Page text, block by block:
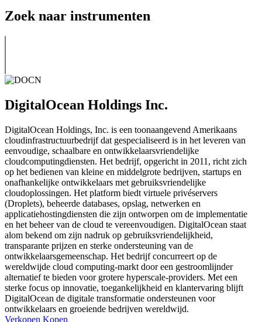
Zoek naar instrumenten
DigitalOcean Holdings Inc.
DigitalOcean Holdings, Inc. is een toonaangevend Amerikaans
cloudinfrastructuurbedrijf dat gespecialiseerd is in het leveren van
eenvoudige, schaalbare en ontwikkelaarsvriendelijke
cloudcomputingdiensten. Het bedrijf, opgericht in 2011, richt zich
op het bedienen van kleine en middelgrote bedrijven, startups en
onafhankelijke ontwikkelaars met gebruiksvriendelijke
cloudoplossingen. Het platform biedt virtuele privéservers
(Droplets), beheerde databases, opslag, netwerken en
applicatiehostingdiensten die zijn ontworpen om de implementatie
en het beheer van de cloud te vereenvoudigen. DigitalOcean staat
alom bekend om zijn nadruk op gebruiksvriendelijkheid,
transparante prijzen en sterke ondersteuning van de
ontwikkelaarsgemeenschap. Het bedrijf concurreert op de
wereldwijde cloud computing-markt door een gestroomlijnder
alternatief te bieden voor grotere hyperscale-providers. Met een
sterke focus op innovatie, toegankelijkheid en klantervaring blijft
DigitalOcean de digitale transformatie ondersteunen voor
ontwikkelaars en groeiende bedrijven wereldwijd.
Verkopen Kopen